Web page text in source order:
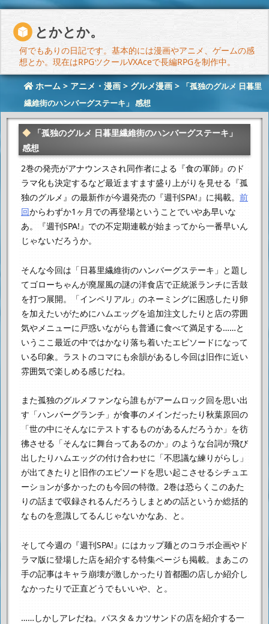
とかとか。
何でもありの日記です。基本的には漫画やアニメ、ゲームの感
想とか。現在はRPGツクールVXAceで長編RPGを制作中。
ホーム > アニメ・漫画 > グルメ漫画 >
「孤独のグルメ 日暮里
繊維街のハンバーグステーキ」 感想
「孤独のグルメ 日暮里繊維街のハンバーグステーキ」
感想
2巻の発売がアナウンスされ同作者による『食の軍師』のド
ラマ化も決定するなど最近ますます盛り上がりを見せる『孤
独のグルメ』の最新作が今週発売の『週刊SPA!』に掲載。 前
回からわずか1ヶ月での再登場ということでいやあ早いな
あ。
『週刊SPA!』での不定期連載が始まってから一番早いん
じゃないだろうか。
そんな今回は「日暮里繊維街のハンバーグステーキ」と題し
てゴローちゃんが廃屋風の謎の洋食店で正統派ランチに舌鼓
を打つ展開。
「インペリアル」のネーミングに困惑したり 卵
を加えたいがためにハムエッグを追加注文したりと 店の雰囲
気やメニューに戸惑いながらも普通に食べて満足する……と
いう ここ最近の中ではかなり落ち着いたエピソードになって
いる印象。 ラストのコマにも余韻があるし今回は旧作に近い
雰囲気で楽しめる感じだね。
また孤独のグルメファンなら誰もがアームロック回を思い出
す 「ハンバーグランチ」が食事のメインだったり秋葉原回の
「世の中にそんなにテストするものがあるんだろうか」を彷
彿させる 「そんなに舞台ってあるのか」のような台詞が飛び
出したりハムエッグの付け合わせに「不思議な練りがらし」
が出てきたりと 旧作のエピソードを思い起こさせるシチュエ
ーションが多かったのも今回の特徴。 2巻は恐らくこのあた
りの話まで収録されるんだろうし まとめの話というか総括的
なものを意識してるんじゃないかなあ、と。
そして今週の『週刊SPA!』にはカップ麺とのコラボ企画やド
ラマ版に登場した店を紹介する特集ページも掲載。 まあこの
手の記事はキャラ崩壊が激しかったり首都圏の店しか紹介し
なかったりで正直どうでもいいや、と。
……しかしアレだね。パスタ＆カツサンドの店を紹介する一